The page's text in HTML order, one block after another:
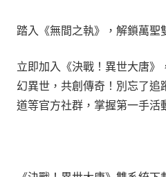
踏入《無間之執》，解鎖萬聖
立即加入《決戰！異世大唐
幻異世，共創傳奇！別忘了
道等官方社群，掌握第一手活